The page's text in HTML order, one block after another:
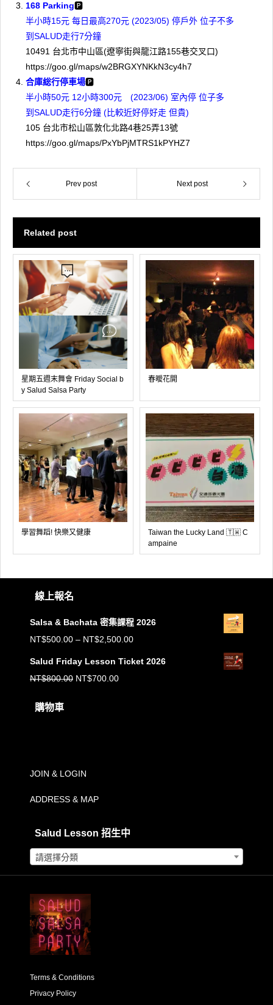
168 Parking🅿
半小時15元 每日最高270元 (2023/05) 停戶外 位子不多
到SALUD走行7分鐘
10491 台北市中山區(遼寧街與龍江路155巷交叉口)
https://goo.gl/maps/w2BRGXYNKkN3cy4h7
合庫総行停車場🅿
半小時50元 12小時300元 (2023/06) 室內停 位子多
到SALUD走行6分鐘 (比較近好停好走 但貴)
105 台北市松山區敦化北路4巷25弄13號
https://goo.gl/maps/PxYbPjMTRS1kPYHZ7
Prev post Next post
Related post
星期五週末舞會 Friday Social b
y Salud Salsa Party
春曖花開
學習舞蹈! 快樂又健康
Taiwan the Lucky Land 🇹🇼 C
ampaine
線上報名
Salsa & Bachata 密集課程 2026
NT$500.00 – NT$2,500.00價
Salud Friday Lesson Ticket 2026
NT$800.00 原
NT$700.00目
購物車
JOIN & LOGIN
ADDRESS & MAP
Salud Lesson 招生中
請選擇分類
Terms & Conditions
Privacy Policy